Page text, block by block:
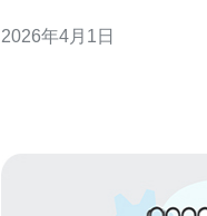
路由。适合对网络时延敏
2026年4月1日